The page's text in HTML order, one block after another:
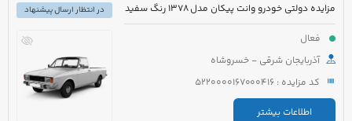
مزایده دولتی خودرو وانت پیکان مدل 1378 رنگ سفید
فعال
آذربایجان شرقی - خسروشاه
کد مزایده : 5220000167000416
اطلاعات بیشتر
در انتظار ارسال پیشنهاد